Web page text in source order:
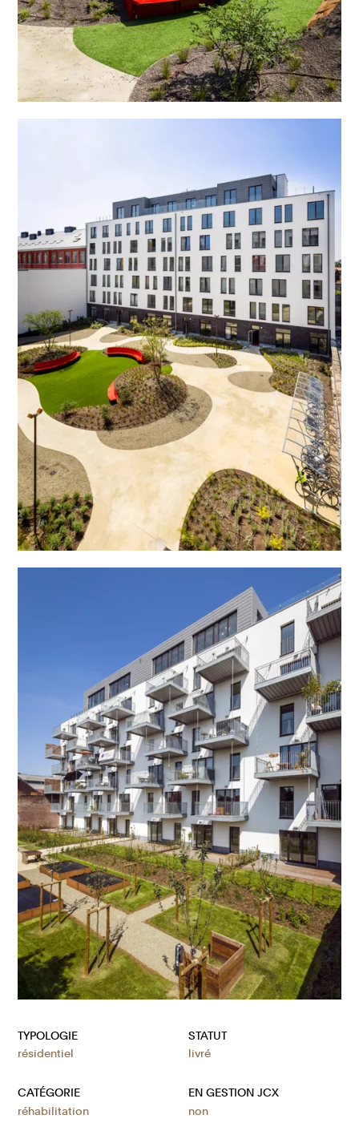
TYPOLOGIE
résidentiel
STATUT
livré
CATÉGORIE
réhabilitation
EN GESTION JCX
non